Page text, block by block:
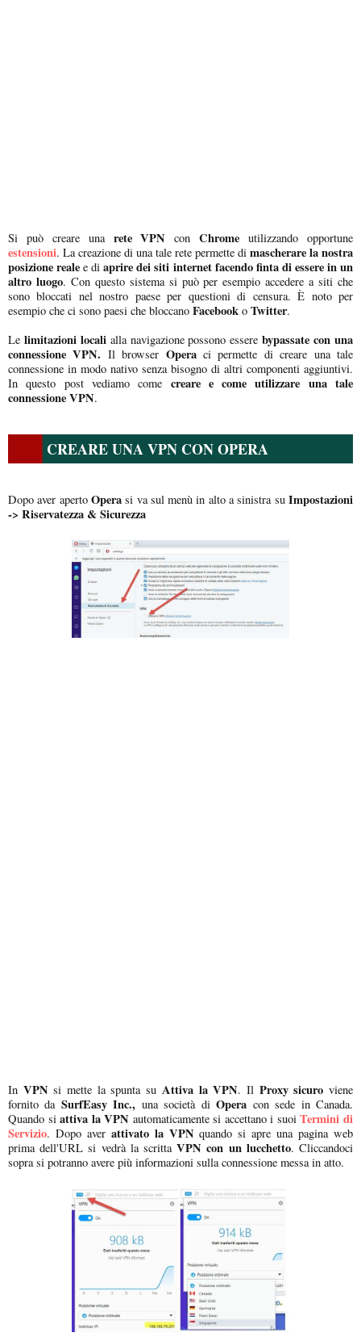
Si può creare una rete VPN conChrome utilizzando opportune
estensioni. La creazione di una tale rete permette di mascherare la nostra
posizione reale e diaprire dei siti internet facendo finta di essere in un
altro luogo. Con questo sistema si può per esempio accedere a siti che
sono bloccati nel nostro paese per questioni di censura. È noto per
esempio che ci sono paesi che bloccano Facebook o Twitter.
Le limitazioni localialla navigazione possono essere bypassate con una
connessione VPN. Il browser Operaci permette di creare una tale
connessione in modo nativo senza bisogno di altri componenti aggiuntivi.
In questo post vediamo come creare e come utilizzare una tale
connessione VPN.
CREARE UNA VPN CON OPERA
Dopo aver apertoOperasi va sul menù in alto a sinistra suImpostazioni
-> Riservatezza & Sicurezza
In VPNsi mette la spunta su Attiva la VPN. IlProxy sicuro viene
fornito da SurfEasy Inc., una società diOpera con sede in Canada.
Quando siattiva la VPN automaticamente si accettano i suoiTermini di
Servizio. Dopo aver attivato la VPN quando si apre una pagina web
prima dell'URL si vedrà la scrittaVPN con un lucchetto. Cliccandoci
sopra si potranno avere più informazioni sulla connessione messa in atto.